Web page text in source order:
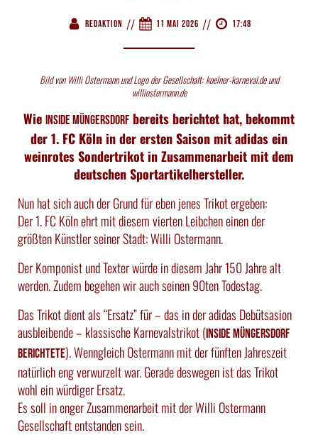
Redaktion // 11 Mai 2026 // 17:48
Bild von Willi Ostermann und Logo der Gesellschaft: koelner-karneval.de und
williostermann.de
Wie Inside Müngersdorf bereits berichtet hat, bekommt
der 1. FC Köln in der ersten Saison mit adidas ein
weinrotes Sondertrikot in Zusammenarbeit mit dem
deutschen Sportartikelhersteller.
Nun hat sich auch der Grund für eben jenes Trikot ergeben:
Der 1. FC Köln ehrt mit diesem vierten Leibchen einen der
größten Künstler seiner Stadt: Willi Ostermann.
Der Komponist und Texter würde in diesem Jahr 150 Jahre alt
werden. Zudem begehen wir auch seinen 90ten Todestag.
Das Trikot dient als “Ersatz” für – das in der adidas Debütsasion
ausbleibende – klassische Karnevalstrikot ( Inside Müngersdorf
berichtete). Wenngleich Ostermann mit der fünften Jahreszeit
natürlich eng verwurzelt war. Gerade deswegen ist das Trikot
wohl ein würdiger Ersatz.
Es soll in enger Zusammenarbeit mit der Willi Ostermann
Gesellschaft entstanden sein.